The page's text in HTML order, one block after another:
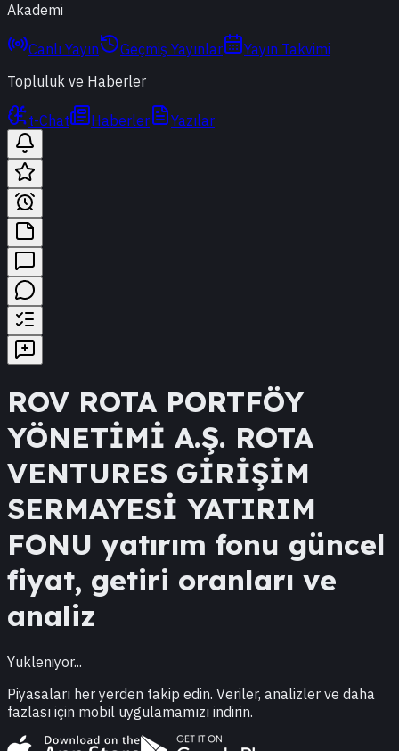
Akademi
Canlı Yayın Geçmiş Yayınlar
Yayın Takvimi
Topluluk ve Haberler
t-Chat Haberler Yazılar
ROV ROTA PORTFÖY
YÖNETİMİ A.Ş. ROTA
VENTURES GİRİŞİM
SERMAYESİ YATIRIM
FONU yatırım fonu güncel
fiyat, getiri oranları ve
analiz
Yukleniyor...
Piyasaları her yerden takip edin. Veriler, analizler ve daha
fazlası için mobil uygulamamızı indirin.